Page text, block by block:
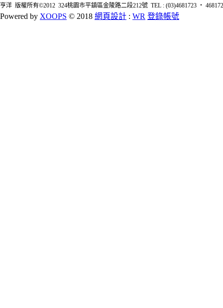
亨洋 版權所有©2012 324桃園市平鎮區金陵路二段212號 TEL : (03)4681723 ‧
Powered by XOOPS © 2018 網頁設計 : WR 登錄帳號